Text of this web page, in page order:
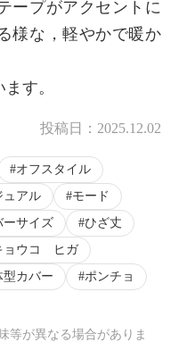
ープがアクセントに
様な，軽やかで暖か
す。
投稿日： 2025.12.02
オフスタイル
ュアル
モード
ーサイズ
ひざ丈
ョウコ ヒガ
型カバー ポンチョ
等が異なる場合がありま